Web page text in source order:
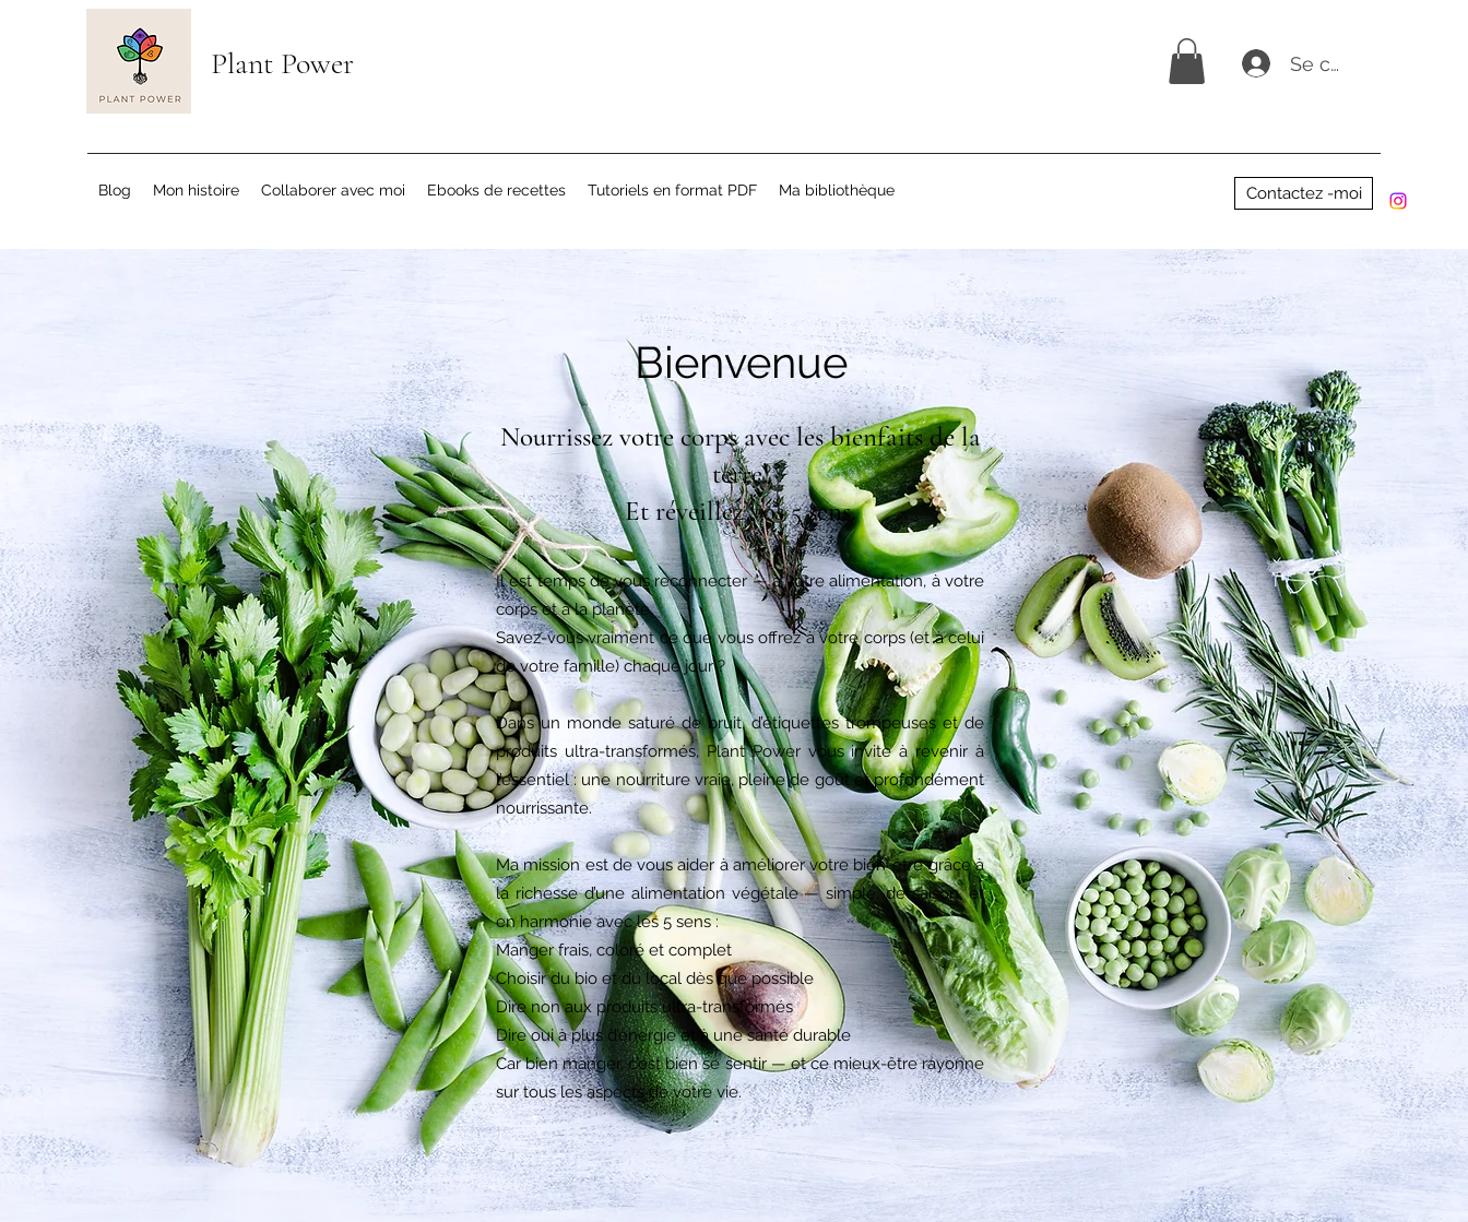
Se connecter
Plant Power
Blog Mon histoire Collaborer avec moi Ebooks de recettes Tutoriels en format PDF Ma bibliothèque Contactez -moi
Bienvenue
Nourrissez votre corps avec les bienfaits de la
terre!
Et réveillez vos 5 sens.
Il est temps de vous reconnecter — à votre alimentation, à votre
corps et à la planète.
Savez-vous vraiment ce que vous offrez à votre corps (et à celui
de votre famille) chaque jour ?
Dans un monde saturé de bruit, d’étiquettes trompeuses et de
produits ultra-transformés, Plant Power vous invite à revenir à
l’essentiel : une nourriture vraie, pleine de goût et profondément
nourrissante.
Ma mission est de vous aider à améliorer votre bien-être grâce à
la richesse d’une alimentation végétale — simple, de saison, et
en harmonie avec les 5 sens :
Manger frais, coloré et complet
Choisir du bio et du local dès que possible
Dire non aux produits ultra-transformés
Dire oui à plus d’énergie et à une santé durable
Car bien manger, c’est bien se sentir — et ce mieux-être rayonne
sur tous les aspects de votre vie.